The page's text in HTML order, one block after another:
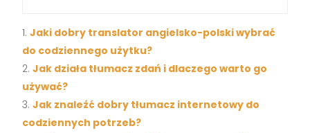
Jaki dobry translator angielsko-polski wybrać
do codziennego użytku?
Jak działa tłumacz zdań i dlaczego warto go
używać?
Jak znaleźć dobry tłumacz internetowy do
codziennych potrzeb?